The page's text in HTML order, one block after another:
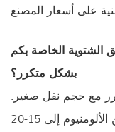
الخاصة بكم
بشكل متكرر؟
مع حجم نقل صغير.
يمكن أن يصل عمر الهيكل المصنوع من الألومنيوم إلى 15-20